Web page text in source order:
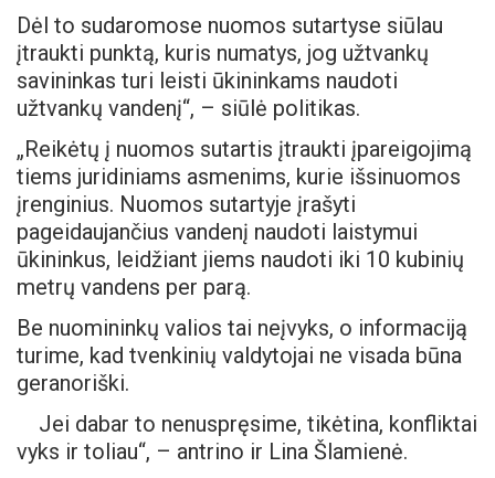
Dėl to sudaromose nuomos sutartyse siūlau
įtraukti punktą, kuris numatys, jog užtvankų
savininkas turi leisti ūkininkams naudoti
užtvankų vandenį“, – siūlė politikas.
„Reikėtų į nuomos sutartis įtraukti įpareigojimą
tiems juridiniams asmenims, kurie išsinuomos
įrenginius. Nuomos sutartyje įrašyti
pageidaujančius vandenį naudoti laistymui
ūkininkus, leidžiant jiems naudoti iki 10 kubinių
metrų vandens per parą.
Be nuomininkų valios tai neįvyks, o informaciją
turime, kad tvenkinių valdytojai ne visada būna
geranoriški.
Jei dabar to nenuspręsime, tikėtina, konfliktai
vyks ir toliau“, – antrino ir Lina Šlamienė.